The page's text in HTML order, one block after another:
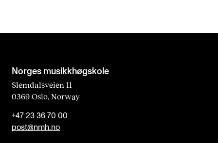
Norges musikk­høgskole
Slemdalsveien 11
0369 Oslo, Norway
+47 23 36 70 00
post@nmh.no